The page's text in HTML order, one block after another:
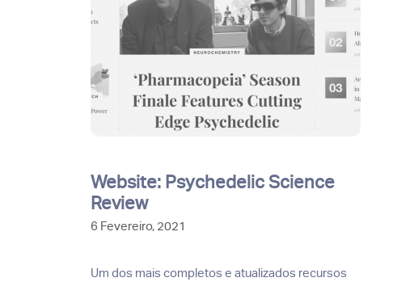
Website: Psychedelic Science
Review
6 Fevereiro, 2021
Um dos mais completos e atualizados recursos